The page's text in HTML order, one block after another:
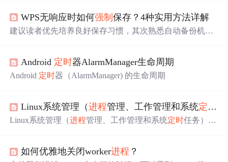
的水晶球，随时可能碎落一地。本文将结合技术原理与实
操经验，系统讲解四种行之有效的强制保存方案，助您从
WPS无响应时如何强制保存？4种实用方法详解
建议读者优先培养良好保存习惯，其次熟悉自动备份机
键。本文将结合技术原理与实操步骤，系统讲解4种
存方案，帮助读者从容应对突发状况。通过进程
理」，右侧面板将显示最近10分钟的自动备份文件。WPS
内置的自动备份功能堪称"后悔药"，其工作原理是通过
保存临时文件，在异常退出时提供恢复选项。
Android 定时器AlarmManager生命周期
Android 定时器（AlarmManager) 的生命周期
Linux系统管理（进程管理、工作管理和系统定时
Linux系统管理（进程管理、工作管理和系统定时任务） *
启动的方式有几种？ Linux ps命令详解：查看正在运行的
如何优雅地关闭worker进程 ？